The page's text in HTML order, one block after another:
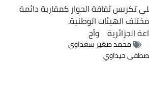
تكريس ثقافة الحوار كمقاربة دائمة
الهيئات الوطنية.
الجزائرية وأج
محمد صغير سعداوي
حيداوي